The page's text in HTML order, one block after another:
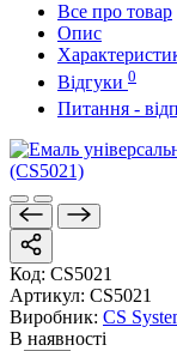
Все про товар
Опис
Відгуки 0
Питання -
Код: CS5021
Артикул: CS5021
Виробник: CS
В наявності